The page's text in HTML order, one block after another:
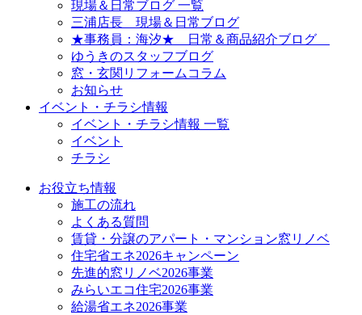
現場＆日常ブログ 一覧
三浦店長 現場＆日常ブログ
★事務員：海汐★ 日常＆商品紹介ブログ
ゆうきのスタッフブログ
窓・玄関リフォームコラム
お知らせ
イベント・チラシ情報
イベント・チラシ情報 一覧
イベント
チラシ
お役立ち情報
施工の流れ
よくある質問
賃貸・分譲のアパート・マンション窓リノベ
住宅省エネ2026キャンペーン
先進的窓リノベ2026事業
みらいエコ住宅2026事業
給湯省エネ2026事業